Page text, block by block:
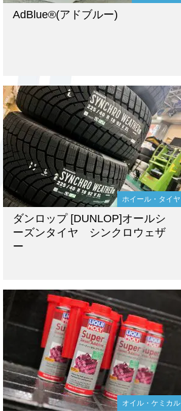
AdBlue®(アドブルー)
ホイール・タイヤ
ダンロップ [DUNLOP]オールシ
ーズンタイヤ シンクロウェザ
ー
オイル・ケミカル